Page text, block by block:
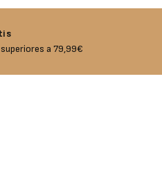
o seu produto!